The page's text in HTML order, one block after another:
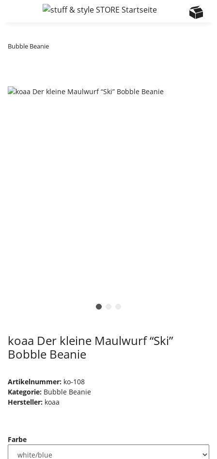
Bubble Beanie
koaa Der kleine Maulwurf “Ski”
Bobble Beanie
Artikelnummer: ko-108
Kategorie: Bubble Beanie
Hersteller: koaa
Farbe